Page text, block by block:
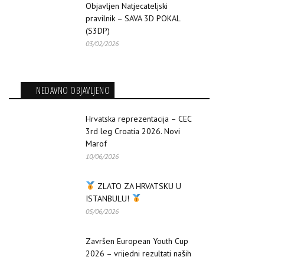
Objavljen Natjecateljski
pravilnik – SAVA 3D POKAL
(S3DP)
03/02/2026
NEDAVNO OBJAVLJENO
Hrvatska reprezentacija – CEC
3rd leg Croatia 2026. Novi
Marof
10/06/2026
ZLATO ZA HRVATSKU U
ISTANBULU!
05/06/2026
Završen European Youth Cup
2026 – vrijedni rezultati naših